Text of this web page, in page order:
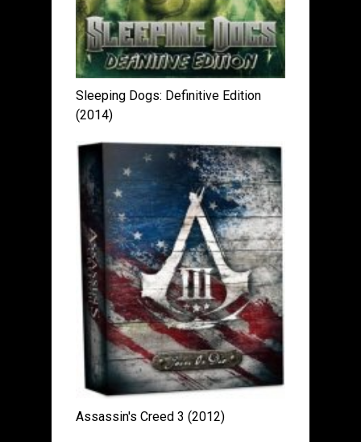
Sleeping Dogs: Definitive Edition
(2014)
Assassin's Creed 3 (2012)